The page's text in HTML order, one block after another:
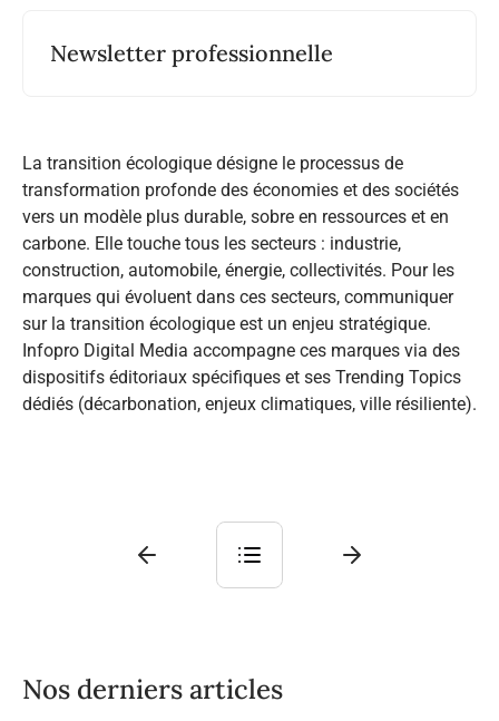
Newsletter professionnelle
La transition écologique désigne le processus de
transformation profonde des économies et des sociétés
vers un modèle plus durable, sobre en ressources et en
carbone. Elle touche tous les secteurs : industrie,
construction, automobile, énergie, collectivités. Pour les
marques qui évoluent dans ces secteurs, communiquer
sur la transition écologique est un enjeu stratégique.
Infopro Digital Media accompagne ces marques via des
dispositifs éditoriaux spécifiques et ses Trending Topics
dédiés (décarbonation, enjeux climatiques, ville résiliente).
Nos derniers articles